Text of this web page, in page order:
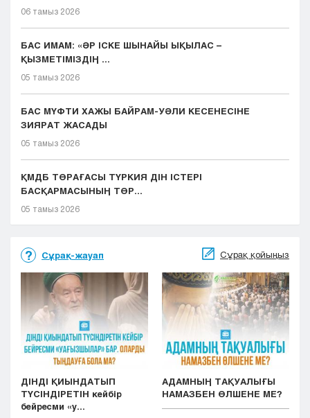
06 тамыз 2026
БАС ИМАМ: «ӘР ІСКЕ ШЫНАЙЫ ЫҚЫЛАС –
ҚЫЗМЕТІМІЗДІҢ ...
05 тамыз 2026
БАС МҮФТИ ХАЖЫ БАЙРАМ-УӘЛИ КЕСЕНЕСІНЕ
ЗИЯРАТ ЖАСАДЫ
05 тамыз 2026
ҚМДБ ТӨРАҒАСЫ ТҮРКИЯ ДІН ІСТЕРІ
БАСҚАРМАСЫНЫҢ ТӨР...
05 тамыз 2026
Сұрақ-жауап Сұрақ қойыңыз
ДІНДІ ҚИЫНДАТЫП
ТҮСІНДІРЕТІН кейбір
бейресми «у...
АДАМНЫҢ ТАҚУАЛЫҒЫ
НАМАЗБЕН ӨЛШЕНЕ МЕ?